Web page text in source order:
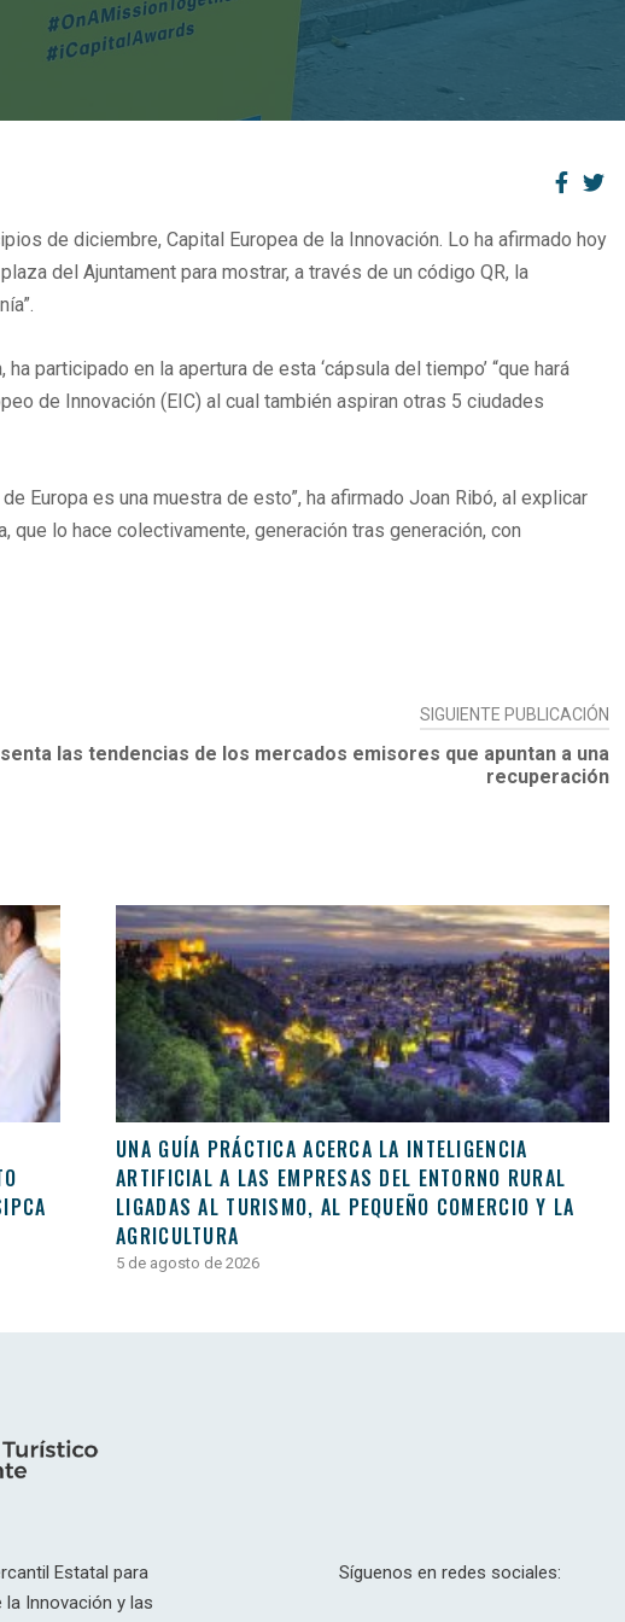
de diciembre, Capital Europea de la Innovación. Lo ha afirmado hoy
del Ajuntament para mostrar, a través de un código QR, la
participado en la apertura de esta ‘cápsula del tiempo’ “que hará
de Innovación (EIC) al cual también aspiran otras 5 ciudades
Europa es una muestra de esto”, ha afirmado Joan Ribó, al explicar
que lo hace colectivamente, generación tras generación, con
SIGUIENTE PUBLICACIÓN
las tendencias de los mercados emisores que apuntan a una
recuperación
UNA GUÍA PRÁCTICA ACERCA LA INTELIGENCIA
ARTIFICIAL A LAS EMPRESAS DEL ENTORNO RURAL
LIGADAS AL TURISMO, AL PEQUEÑO COMERCIO Y LA
AGRICULTURA
5 de agosto de 2026
Estatal para
la Innovación y las
Síguenos en redes sociales: